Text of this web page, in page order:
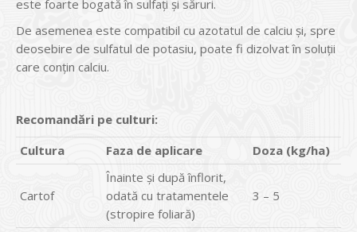
este foarte bogată în sulfați și săruri.
De asemenea este compatibil cu azotatul de calciu și, spre
deosebire de sulfatul de potasiu, poate fi dizolvat în soluții
care conțin calciu.
Recomandări pe culturi:
Cultura
Faza de aplicare Doza (kg/ha)
Cartof
Înainte și după înflorit,
odată cu tratamentele
(stropire foliară)
3 – 5